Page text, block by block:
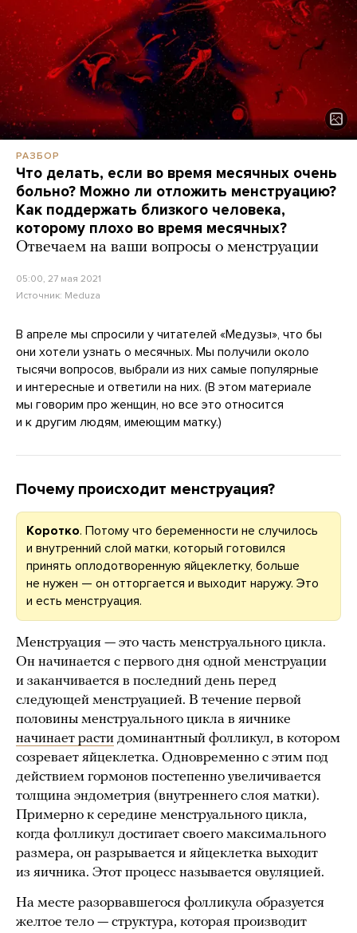
РАЗБОР
Что делать, если во время месячных очень
больно? Можно ли отложить менструацию?
Как поддержать близкого человека,
которому плохо во время месячных?
Отвечаем на ваши вопросы о менструации
05:00, 27 мая 2021
Источник: Meduza
В апреле мы спросили у читателей «Медузы», что бы
они хотели узнать о месячных. Мы получили около
тысячи вопросов, выбрали из них самые популярные
и интересные и ответили на них. (В этом материале
мы говорим про женщин, но все это относится
и к другим людям, имеющим матку.)
Почему происходит менструация?
Коротко. Потому что беременности не случилось
и внутренний слой матки, который готовился
принять оплодотворенную яйцеклетку, больше
не нужен — он отторгается и выходит наружу. Это
и есть менструация.
Менструация — это часть менструального цикла.
Он начинается с первого дня одной менструации
и заканчивается в последний день перед
следующей менструацией. В течение первой
половины менструального цикла в яичнике
начинает расти доминантный фолликул, в котором
созревает яйцеклетка. Одновременно с этим под
действием гормонов постепенно увеличивается
толщина эндометрия (внутреннего слоя матки).
Примерно к середине менструального цикла,
когда фолликул достигает своего максимального
размера, он разрывается и яйцеклетка выходит
из яичника. Этот процесс называется овуляцией.
На месте разорвавшегося фолликула образуется
желтое тело — структура, которая производит